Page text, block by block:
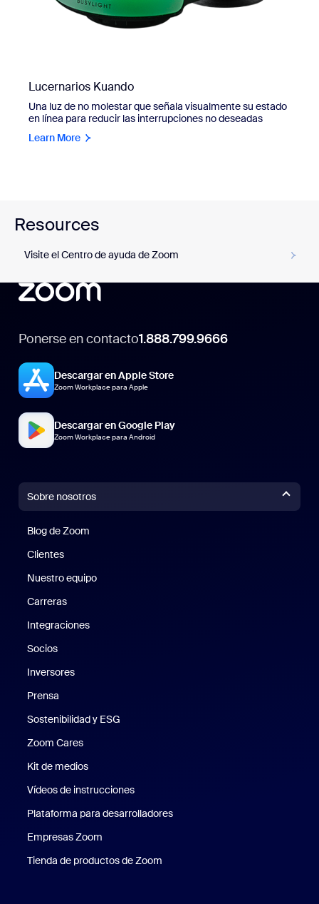
Lucernarios Kuando
Una luz de no molestar que señala visualmente su estado
en línea para reducir las interrupciones no deseadas
Learn More
Resources
Visite el Centro de ayuda de Zoom
Ponerse en contacto1.888.799.9666
Descargar en Apple Store
Zoom Workplace para Apple
Descargar en Google Play
Zoom Workplace para Android
Sobre nosotros
Blog de Zoom
Clientes
Nuestro equipo
Carreras
Integraciones
Socios
Inversores
Prensa
Sostenibilidad y ESG
Zoom Cares
Kit de medios
Vídeos de instrucciones
Plataforma para desarrolladores
Empresas Zoom
Tienda de productos de Zoom